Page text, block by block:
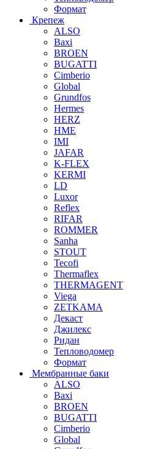
Формат
Крепеж
ALSO
Baxi
BROEN
BUGATTI
Cimberio
Global
Grundfos
Hermes
HERZ
HME
IMI
JAFAR
K-FLEX
KERMI
LD
Luxor
Reflex
RIFAR
ROMMER
Sanha
STOUT
Tecofi
Thermaflex
THERMAGENT
Viega
ZETKAMA
Декаст
Джилекс
Ридан
Тепловодомер
Формат
Мембранные баки
ALSO
Baxi
BROEN
BUGATTI
Cimberio
Global